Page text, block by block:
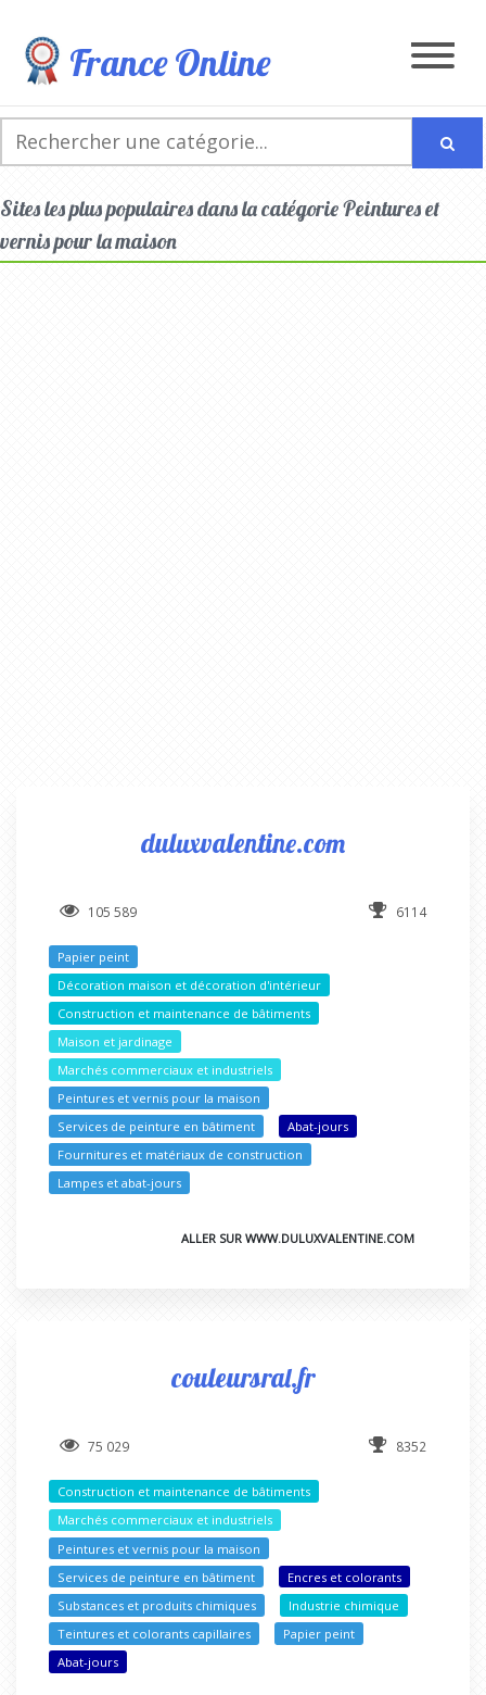
France Online
Sites les plus populaires dans la catégorie Peintures et
vernis pour la maison
duluxvalentine.com
105 589 6114
Papier peint
Décoration maison et décoration d'intérieur
Construction et maintenance de bâtiments
Maison et jardinage
Marchés commerciaux et industriels
Peintures et vernis pour la maison
Services de peinture en bâtiment
Abat-jours
Fournitures et matériaux de construction
Lampes et abat-jours
ALLER SUR WWW.DULUXVALENTINE.COM
couleursral.fr
75 029 8352
Construction et maintenance de bâtiments
Marchés commerciaux et industriels
Peintures et vernis pour la maison
Services de peinture en bâtiment
Encres et colorants
Substances et produits chimiques
Industrie chimique
Teintures et colorants capillaires
Papier peint
Abat-jours